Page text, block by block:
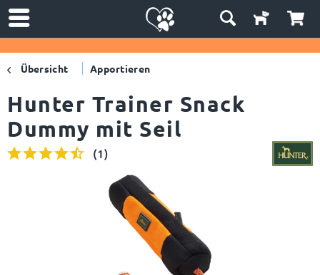
Übersicht Apportieren
Hunter Trainer Snack
Dummy mit Seil
(1)